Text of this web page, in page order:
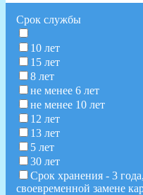
Срок службы
10 лет
15 лет
8 лет
не менее 6 лет
не менее 10 лет
12 лет
13 лет
5 лет
30 лет
Срок хранения - 3
своевременной замене